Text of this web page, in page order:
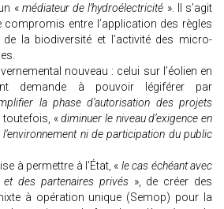
« médiateur de l’hydroélectricité ». Il s’agit
entre l’application des règles
la biodiversité et l’activité des micro-
nouveau : celui sur l’éolien en
demande à pouvoir légiférer par
la phase d’autorisation des projets
toutefois, «diminuer le niveau d’exigence en
ni de participation du public
à permettre à l’État, « le cas échéant avec
des partenaires privés», de créer des
à opération unique (Semop) pour la